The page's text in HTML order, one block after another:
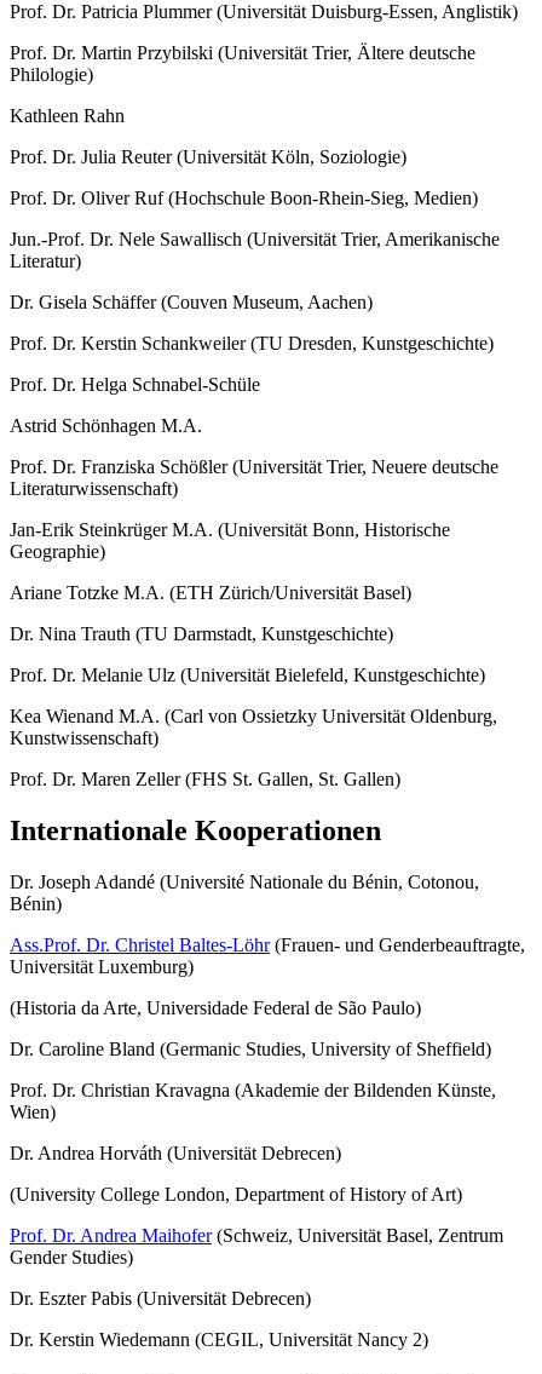
Prof. Dr. Patricia Plummer (Universität Duisburg-Essen, Anglistik)
Prof. Dr. Martin Przybilski (Universität Trier, Ältere deutsche
Philologie)
Kathleen Rahn
Prof. Dr. Julia Reuter (Universität Köln, Soziologie)
Prof. Dr. Oliver Ruf (Hochschule Boon-Rhein-Sieg, Medien)
Jun.-Prof. Dr. Nele Sawallisch (Universität Trier, Amerikanische
Literatur)
Dr. Gisela Schäffer (Couven Museum, Aachen)
Prof. Dr. Kerstin Schankweiler (TU Dresden, Kunstgeschichte)
Prof. Dr. Helga Schnabel-Schüle
Astrid Schönhagen M.A.
Prof. Dr. Franziska Schößler (Universität Trier, Neuere deutsche
Literaturwissenschaft)
Jan-Erik Steinkrüger M.A. (Universität Bonn, Historische
Geographie)
Ariane Totzke M.A. (ETH Zürich/Universität Basel)
Dr. Nina Trauth (TU Darmstadt, Kunstgeschichte)
Prof. Dr. Melanie Ulz (Universität Bielefeld, Kunstgeschichte)
Kea Wienand M.A. (Carl von Ossietzky Universität Oldenburg,
Kunstwissenschaft)
Prof. Dr. Maren Zeller (FHS St. Gallen, St. Gallen)
Internationale Kooperationen
Dr. Joseph Adandé (Université Nationale du Bénin, Cotonou,
Bénin)
Ass.Prof. Dr. Christel Baltes-Löhr(Frauen- und Genderbeauftragte,
Universität Luxemburg)
(Historia da Arte, Universidade Federal de São Paulo)
Dr. Caroline Bland (Germanic Studies, University of Sheffield)
Prof. Dr. Christian Kravagna (Akademie der Bildenden Künste,
Wien)
Dr. Andrea Horváth (Universität Debrecen)
(University College London, Department of History of Art)
Prof. Dr. Andrea Maihofer(Schweiz, Universität Basel, Zentrum
Gender Studies)
Dr. Eszter Pabis (Universität Debrecen)
Dr. Kerstin Wiedemann (CEGIL, Universität Nancy 2)